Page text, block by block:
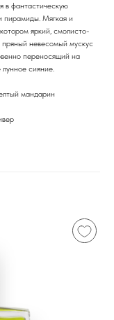
в фантастическую
пирамиды. Мягкая и
яркий, смолисто-
пряный невесомый мускус
переносящий на
сияние.
мандарин